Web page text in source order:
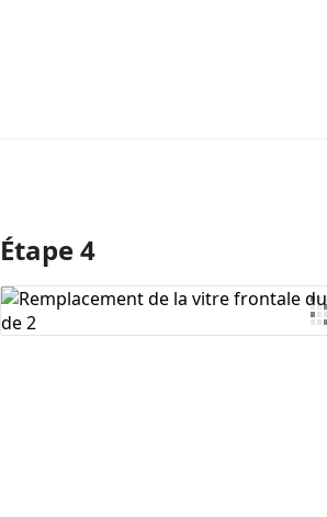
Ajouter un commentaire
Étape 4